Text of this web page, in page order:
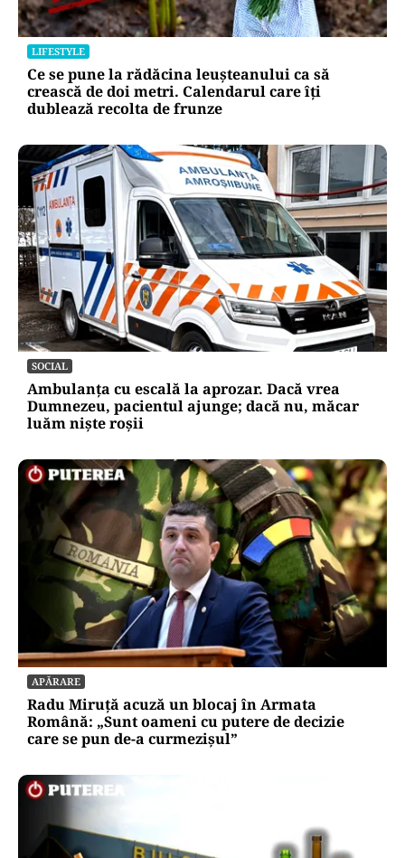
LIFESTYLE
Ce se pune la rădăcina leușteanului ca să
crească de doi metri. Calendarul care îți
dublează recolta de frunze
SOCIAL
Ambulanța cu escală la aprozar. Dacă vrea
Dumnezeu, pacientul ajunge; dacă nu, măcar
luăm niște roșii
APĂRARE
Radu Miruță acuză un blocaj în Armata
Română: „Sunt oameni cu putere de decizie
care se pun de-a curmezișul”